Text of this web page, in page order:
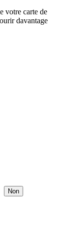
votre carte de
davantage
Non